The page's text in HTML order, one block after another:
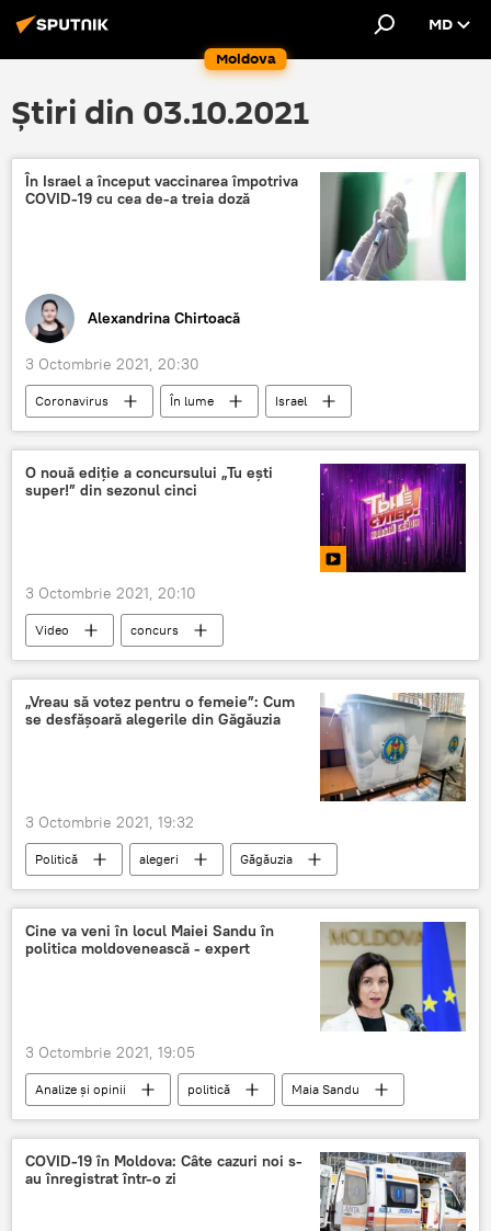
Moldova
MD
Știri din 03.10.2021
În Israel a început vaccinarea împotriva
COVID-19 cu cea de-a treia doză
Alexandrina Chirtoacă
3 Octombrie 2021, 20:30
Coronavirus În lume
Israel
vaccinare
doze de vaccin COVID-19
O nouă ediție a concursului „Tu ești
super!” din sezonul cinci
3 Octombrie 2021, 20:10
Video
concurs
Concursul internațional "Tu ești super!"
„Vreau să votez pentru o femeie”: Cum
se desfășoară alegerile din Găgăuzia
3 Octombrie 2021, 19:32
Politică alegeri
Găgăuzia
Adunarea Populară a Găgăuziei
Cine va veni în locul Maiei Sandu în
politica moldovenească - expert
3 Octombrie 2021, 19:05
Analize și opinii politică
Maia Sandu
PAS
COVID-19 în Moldova: Câte cazuri noi s-
au înregistrat într-o zi